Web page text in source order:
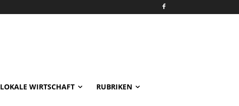
LOKALE WIRTSCHAFT RUBRIKEN